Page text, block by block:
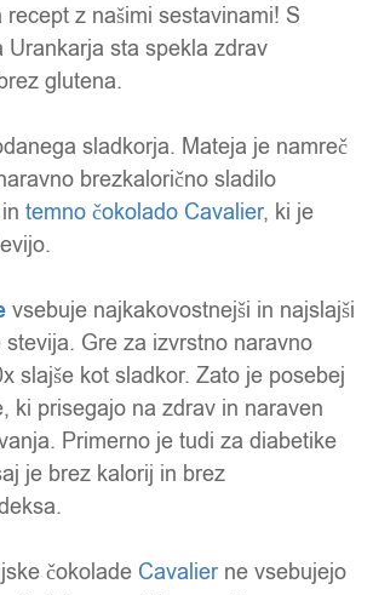
z našimi sestavinami! S
Urankarja sta spekla zdrav
glutena.
sladkorja. Mateja je namreč
brezkalorično sladilo
in temno čokolado Cavalier, ki je
vsebuje najkakovostnejši in najslajši
stevija. Gre za izvrstno naravno
slajše kot sladkor. Zato je posebej
ki prisegajo na zdrav in naraven
Primerno je tudi za diabetike
je brez kalorij in brez
čokolade Cavalier ne vsebujejo